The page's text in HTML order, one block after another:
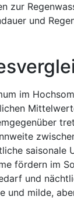
zur
und
im
saisonale
fördern im
und
milde,